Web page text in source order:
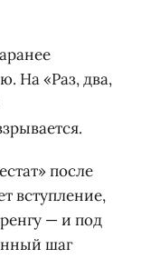
На «Раз, два,
после
вступление,
— и под
шаг